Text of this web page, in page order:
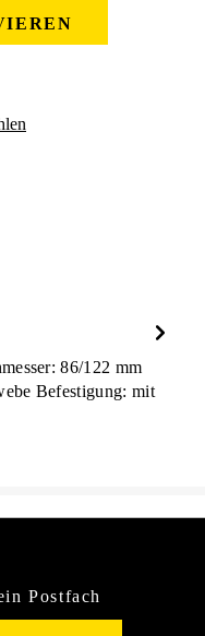
86/122 mm
Befestigung: mit
Postfach